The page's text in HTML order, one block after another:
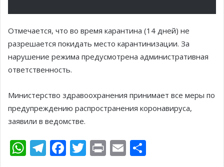
Отмечается, что во время карантина (14 дней) не
разрешается покидать место карантинизации. За
нарушение режима предусмотрена административная
ответственность.
Министерство здравоохранения принимает все меры по
предупреждению распространения коронавируса,
заявили в ведомстве.
W T F T Pr E